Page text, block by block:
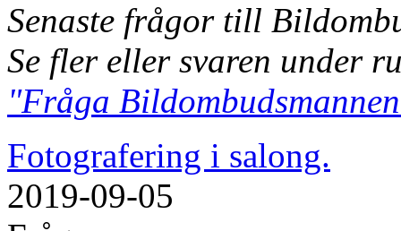
Senaste frågor till
Se fler eller svaren under
"Fråga
Fotografering i salong.
2019-09-05